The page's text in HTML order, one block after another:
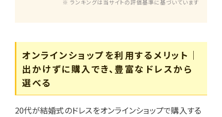
※ ランキングは当サイトの評価基準に基づいています
オンラインショップを利用するメリット｜
出かけずに購入でき、豊富なドレスから
選べる
20代が結婚式のドレスをオンラインショップで購入する